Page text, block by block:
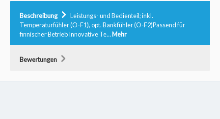
Beschreibung
Leistungs- und Bedienteil; inkl.
Temperaturfühler (O-F1), opt. Bankfühler (O-F2)Passend für
finnischer Betrieb Innovative Te…Mehr
Bewertungen